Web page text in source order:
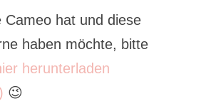
Cameo hat und diese
haben möchte, bitte
herunterladen
😉